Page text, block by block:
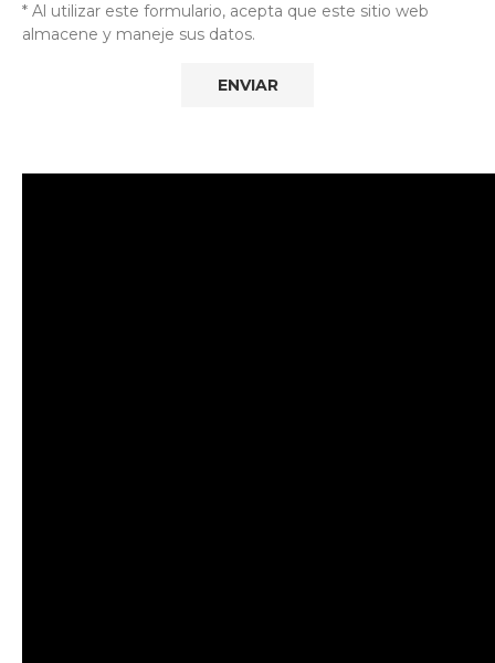
* Al utilizar este formulario, acepta que este sitio web
almacene y maneje sus datos.